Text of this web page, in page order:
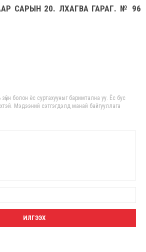
САРЫН 20. ЛХАГВА ГАРАГ. № 96
болон ёс суртахууныг баримтална уу. Ёс бус
Мэдээний сэтгэгдэлд манай байгууллага